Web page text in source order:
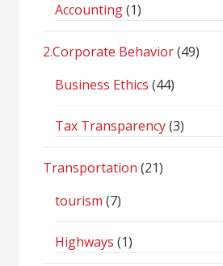
Accounting(1)
2.Corporate Behavior(49)
Business Ethics (44)
Tax Transparency(3)
Transportation (21)
tourism (7)
Highways (1)